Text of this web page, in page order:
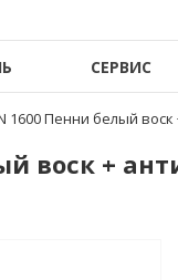
СЕРВИС
1600 Пенни белый воск
воск +